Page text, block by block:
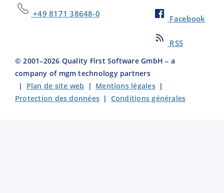
+49 8171 38648-0
Facebook
RSS
© 2001–2026 Quality First Software GmbH – a
company of mgm technology partners
| Plan de site web | Mentions légales|
Protection des données | Conditions générales